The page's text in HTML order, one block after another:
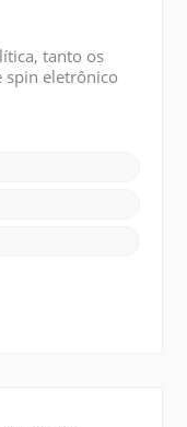
tanto os
spin eletrônico
um papel
entre
eletrônico